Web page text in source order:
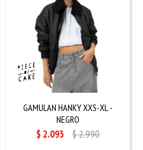
GAMULAN HANKY XXS-XL -
NEGRO
$ 2.093 $2.990